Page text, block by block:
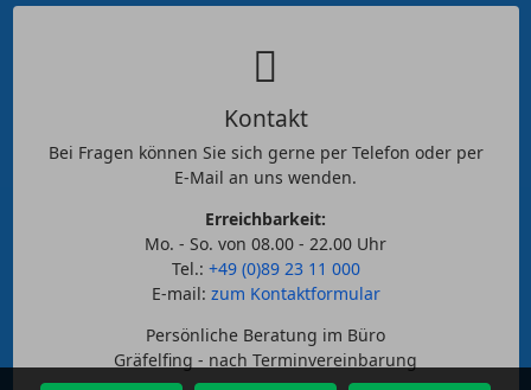
Kontakt
Bei Fragen können Sie sich gerne per Telefon oder per
E-Mail an uns wenden.
Erreichbarkeit:
Mo. - So. von 08.00 - 22.00 Uhr
Tel.: +49 (0)89 23 11 000
E-mail: zum Kontaktformular
Persönliche Beratung im Büro
Gräfelfing - nach Terminvereinbarung